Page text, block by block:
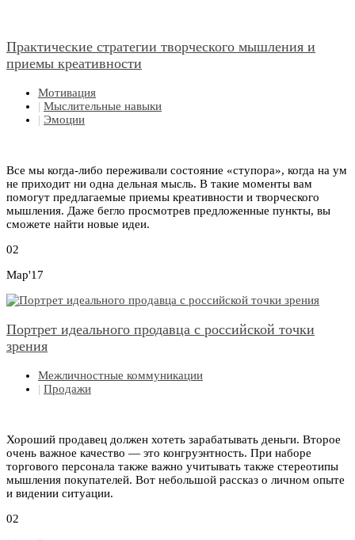
Практические стратегии творческого мышления и
приемы креативности
Мотивация
| Мыслительные навыки
| Эмоции
Все мы когда-либо переживали состояние «ступора», когда на ум
не приходит ни одна дельная мысль. В такие моменты вам
помогут предлагаемые приемы креативности и творческого
мышления. Даже бегло просмотрев предложенные пункты, вы
сможете найти новые идеи.
02
Мар'17
Портрет идеального продавца с российской точки
зрения
Межличностные коммуникации
| Продажи
Хороший продавец должен хотеть зарабатывать деньги. Второе
очень важное качество — это конгруэнтность. При наборе
торгового персонала также важно учитывать также стереотипы
мышления покупателей. Вот небольшой рассказ о личном опыте
и видении ситуации.
02